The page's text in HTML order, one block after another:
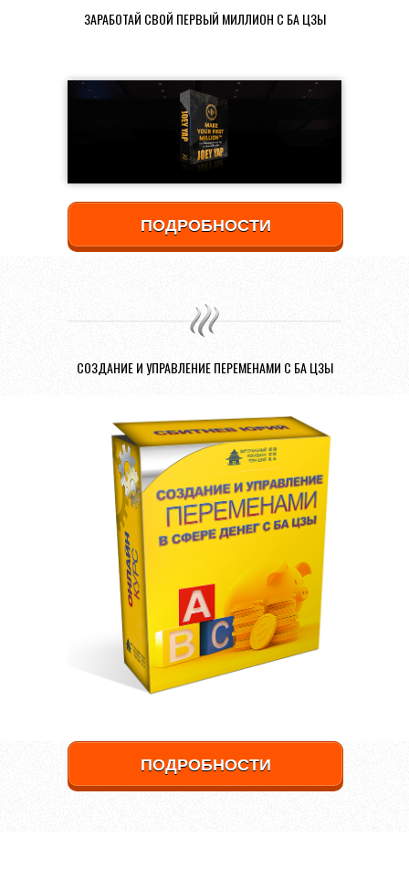
ЗАРАБОТАЙ СВОЙ ПЕРВЫЙ МИЛЛИОН С БА ЦЗЫ
ПОДРОБНОСТИ
СОЗДАНИЕ И УПРАВЛЕНИЕ ПЕРЕМЕНАМИ С БА ЦЗЫ
ПОДРОБНОСТИ